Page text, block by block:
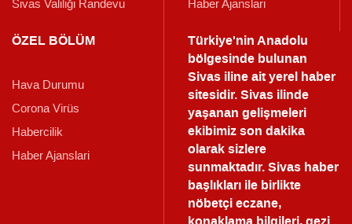
Sivas Valiliği Randevu
Haber Ajanslari
ÖZEL BÖLÜM
Hava Durumu
Corona Virüs
Habercilik
Haber Ajanslari
Türkiye'nin Anadolu
bölgesinde bulunan
Sivas iline ait yerel haber
sitesidir. Sivas ilinde
yaşanan gelişmeleri
ekibimiz son dakika
olarak sizlere
sunmaktadır.Sivas haber
başlıkları ile birlikte
nöbetçi eczane,